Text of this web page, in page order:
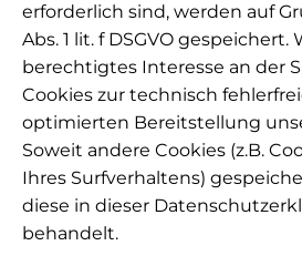
erforderlich sind, werden auf
Abs. 1 lit. f DSGVO gespeichert.
berechtigtes Interesse an der
Cookies zur technisch
optimierten Bereitstellung
Soweit andere Cookies (z.B.
Ihres Surfverhaltens)
diese in dieser
behandelt.